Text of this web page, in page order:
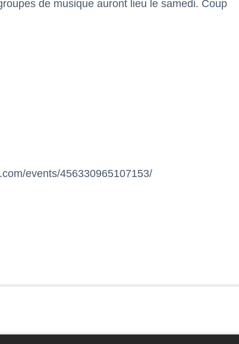
de musique auront lieu le samedi. Coup
events/456330965107153/